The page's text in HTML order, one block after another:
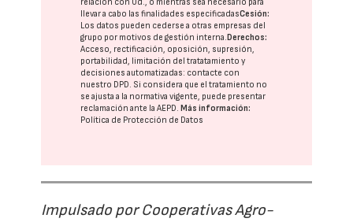
relación con Ud., o mientras sea necesario para
llevar a cabo las finalidades especificadasCesión:
Los datos pueden cederse a otras empresas del
grupo por motivos de gestión interna. Derechos:
Acceso, rectificación, oposición, supresión,
portabilidad, limitación del tratatamiento y
decisiones automatizadas: contacte con
nuestro DPD. Si considera que el tratamiento no
se ajusta a la normativa vigente, puede presentar
reclamación ante laAEPD. Más información:
Política de Protección de Datos
Impulsado por Cooperativas Agro-